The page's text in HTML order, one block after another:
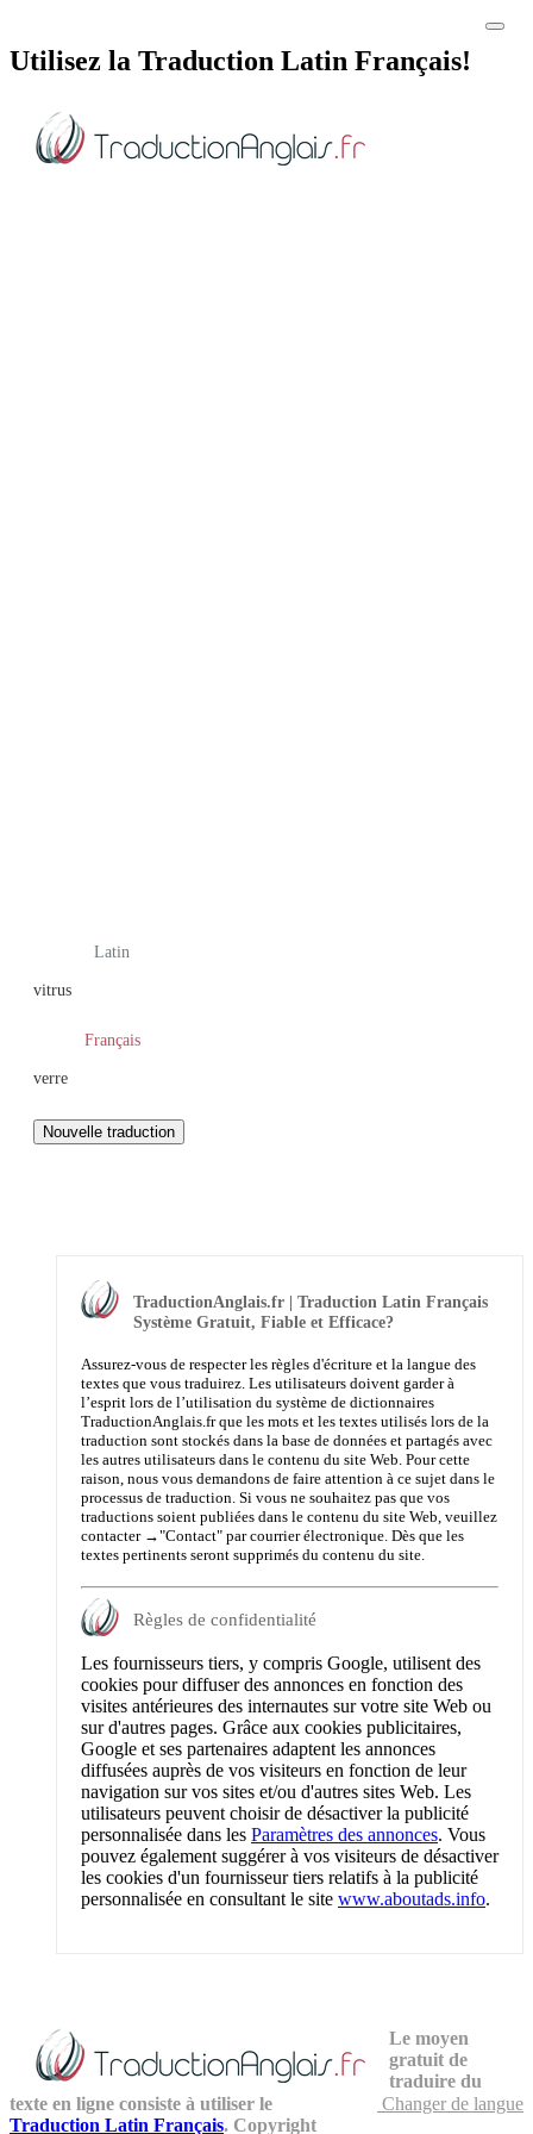
Utilisez la Traduction Latin Français!
Latin
vitrus
Français
verre
TraductionAnglais.fr | Traduction Latin Français
Système Gratuit, Fiable et Efficace?
Assurez-vous de respecter les règles d'écriture et la langue des
textes que vous traduirez. Les utilisateurs doivent garder à
l’esprit lors de l’utilisation du système de dictionnaires
TraductionAnglais.fr que les mots et les textes utilisés lors de la
traduction sont stockés dans la base de données et partagés avec
les autres utilisateurs dans le contenu du site Web. Pour cette
raison, nous vous demandons de faire attention à ce sujet dans le
processus de traduction. Si vous ne souhaitez pas que vos
traductions soient publiées dans le contenu du site Web, veuillez
contacter →"Contact" par courrier électronique. Dès que les
textes pertinents seront supprimés du contenu du site.
Règles de confidentialité
Les fournisseurs tiers, y compris Google, utilisent des
cookies pour diffuser des annonces en fonction des
visites antérieures des internautes sur votre site Web ou
sur d'autres pages. Grâce aux cookies publicitaires,
Google et ses partenaires adaptent les annonces
diffusées auprès de vos visiteurs en fonction de leur
navigation sur vos sites et/ou d'autres sites Web. Les
utilisateurs peuvent choisir de désactiver la publicité
personnalisée dans les Paramètres des annonces. Vous
pouvez également suggérer à vos visiteurs de désactiver
les cookies d'un fournisseur tiers relatifs à la publicité
personnalisée en consultant le site www.aboutads.info.
Changer de langue
Le moyen
gratuit de
traduire du
texte en ligne consiste à utiliser le
Traduction Latin Français. Copyright